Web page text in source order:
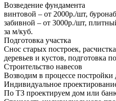
Возведение фундамента
винтовой – от 2000р./шт,
забивной – от 3000р./шт,
за м/куб.
Подготовка участка
Снос старых построек,
деревьев и кустов, подготовка
Строительство навесов
Возводим в процессе
Индивидуальное
По ТЗ проектируем дом или